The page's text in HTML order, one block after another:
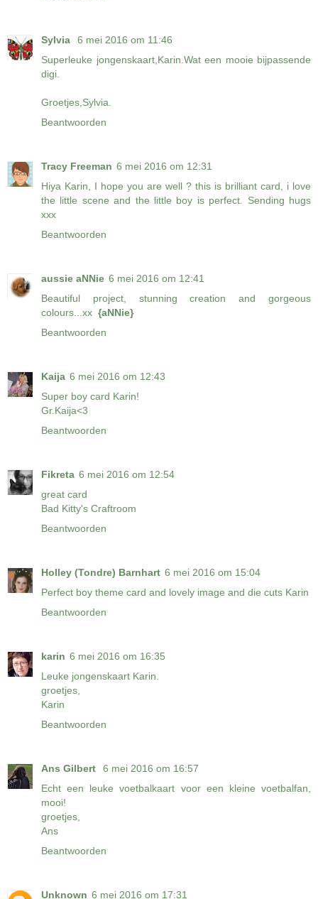
Sylvia
6 mei 2016 om 11:46
Superleuke jongenskaart,Karin.Wat een mooie bijpassende
digi.
Groetjes,Sylvia.
Beantwoorden
Tracy Freeman 6 mei 2016 om 12:31
Hiya Karin, I hope you are well ? this is brilliant card, i love
the little scene and the little boy is perfect. Sending hugs
xxx
Beantwoorden
aussie aNNie 6 mei 2016 om 12:41
Beautiful project, stunning creation and gorgeous
colours...xx {aNNie}
Beantwoorden
Kaija 6 mei 2016 om 12:43
Super boy card Karin!
Gr.Kaija<3
Beantwoorden
Fikreta 6 mei 2016 om 12:54
great card
Bad Kitty's Craftroom
Beantwoorden
Holley (Tondre) Barnhart 6 mei 2016 om 15:04
Perfect boy theme card and lovely image and die cuts Karin
Beantwoorden
karin 6 mei 2016 om 16:35
Leuke jongenskaart Karin.
groetjes,
Karin
Beantwoorden
Ans Gilbert
6 mei 2016 om 16:57
Echt een leuke voetbalkaart voor een kleine voetbalfan,
mooi!
groetjes,
Ans
Beantwoorden
Unknown 6 mei 2016 om 17:31